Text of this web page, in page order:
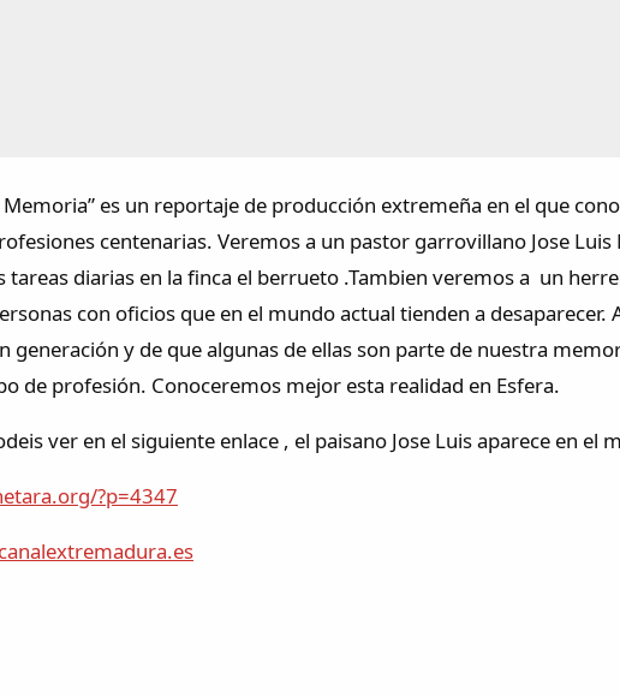
Memoria” es un reportaje de producción extremeña en el que
centenarias. Veremos a un pastor garrovillano Jose
tareas diarias en la finca el berrueto .Tambien veremos a un
con oficios que en el mundo actual tienden a
generación y de que algunas de ellas son parte de nuestra
de profesión. Conoceremos mejor esta realidad en Esfera.
ver en el siguiente enlace , el paisano Jose Luis aparece en el
?p=4347